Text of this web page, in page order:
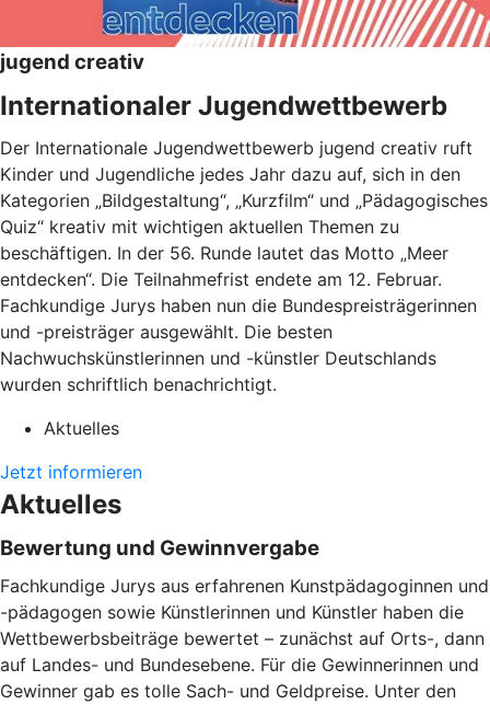
jugend creativ
Internationaler Jugendwettbewerb
Der Internationale Jugendwettbewerb jugend creativ ruft
Kinder und Jugendliche jedes Jahr dazu auf, sich in den
Kategorien „Bildgestaltung“, „Kurzfilm“ und „Pädagogisches
Quiz“ kreativ mit wichtigen aktuellen Themen zu
beschäftigen. In der 56. Runde lautet das Motto „Meer
entdecken“. Die Teilnahmefrist endete am 12. Februar.
Fachkundige Jurys haben nun die Bundespreisträgerinnen
und -preisträger ausgewählt. Die besten
Nachwuchskünstlerinnen und -künstler Deutschlands
wurden schriftlich benachrichtigt.
Aktuelles
Jetzt informieren
Aktuelles
Bewertung und Gewinnvergabe
Fachkundige Jurys aus erfahrenen Kunstpädagoginnen und
-pädagogen sowie Künstlerinnen und Künstler haben die
Wettbewerbsbeiträge bewertet – zunächst auf Orts-, dann
auf Landes- und Bundesebene. Für die Gewinnerinnen und
Gewinner gab es tolle Sach- und Geldpreise. Unter den